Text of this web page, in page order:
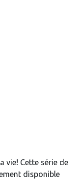
vie! Cette série de
disponible